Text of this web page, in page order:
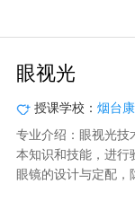
眼视光
授课学校： 烟台
专业介绍：眼视光技
本知识和技能，进行
眼镜的设计与定配